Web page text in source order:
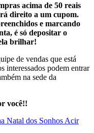
acima de 50 reais
direito a um cupom.
e marcando
é só depositar o
brilhar!
de vendas que está
interessados podem entrar
na sede da
você!!
Natal dos Sonhos Acir